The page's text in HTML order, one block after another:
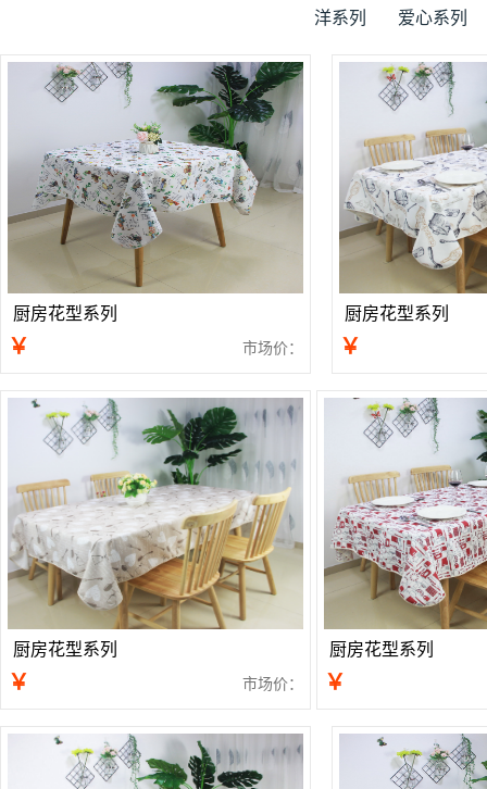
洋系列
爱心系列
厨房花型系列
￥ 市场价：
厨房花型系列
￥
厨房花型系列
￥ 市场价：
厨房花型系列
￥